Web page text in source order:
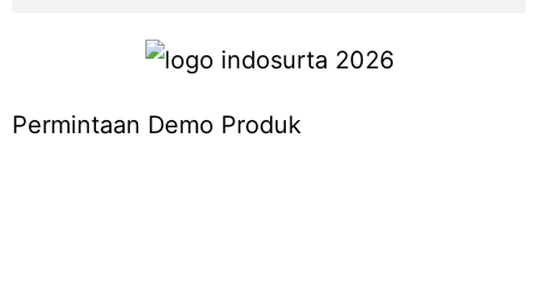
Permintaan Demo Produk